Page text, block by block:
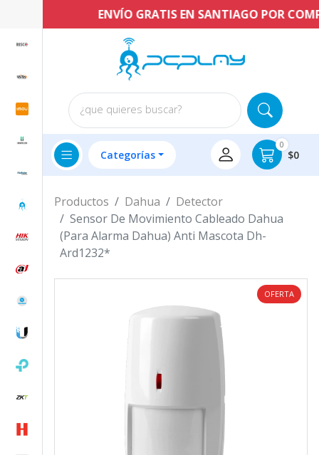
ENVÍO GRATIS EN SANTIAGO POR
¿que quieres buscar?
Categorías
0
$0
Productos Dahua
Detector
Sensor De Movimiento Cableado Dahua
(Para Alarma Dahua) Anti Mascota Dh-
Ard1232*
OFERTA